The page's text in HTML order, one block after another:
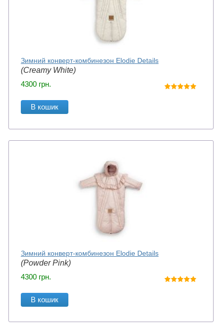
Зимний конверт-комбинезон Elodie Details
(Creamy White)
4300 грн.
В кошик
Зимний конверт-комбинезон Elodie Details
(Powder Pink)
4300 грн.
В кошик